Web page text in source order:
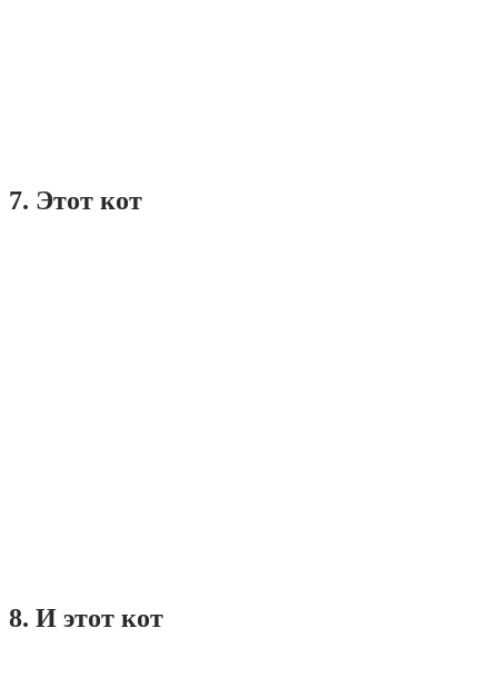
7. Этот кот
8. И этот кот